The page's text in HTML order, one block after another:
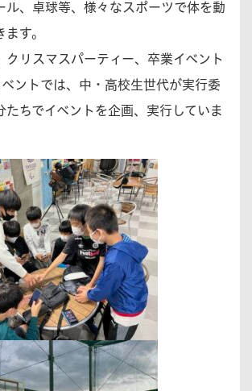
ル、卓球等、様々なスポーツで体を動
す。
クリスマスパーティー、卒業イベント
ントでは、中・高校生世代が実行委
たちでイベントを企画、実行していま